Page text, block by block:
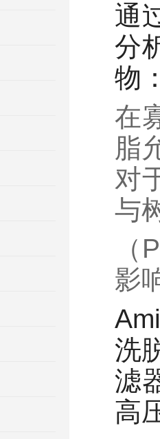
通
分
物
在
脂
对
与
（
影
洗
滤
高